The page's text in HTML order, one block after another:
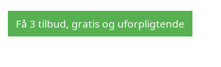
Få 3 tilbud, gratis og uforpligtende